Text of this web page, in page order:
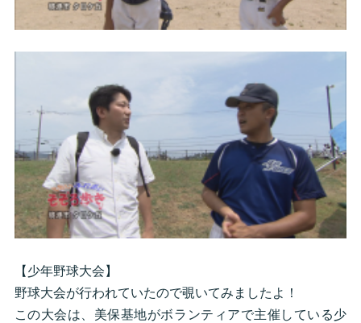
【少年野球大会】
野球大会が行われていたので覗いてみましたよ！
この大会は、美保基地がボランティアで主催している少